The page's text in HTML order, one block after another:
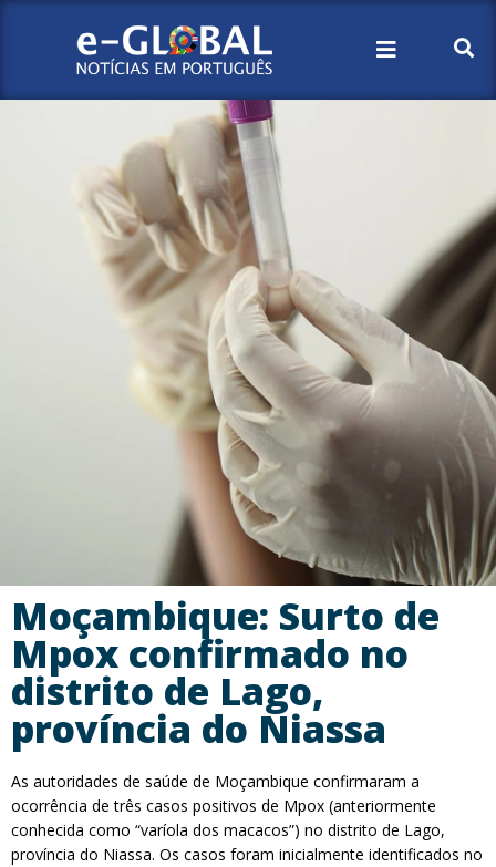
Moçambique: Surto de
Mpox confirmado no
distrito de Lago,
província do Niassa
As autoridades de saúde de Moçambique confirmaram a
ocorrência de três casos positivos de Mpox (anteriormente
conhecida como “varíola dos macacos”) no distrito de Lago,
província do Niassa. Os casos foram inicialmente identificados no